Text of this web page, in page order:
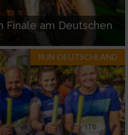
Finale am Deutschen
RUN-DEUTSCHLAND